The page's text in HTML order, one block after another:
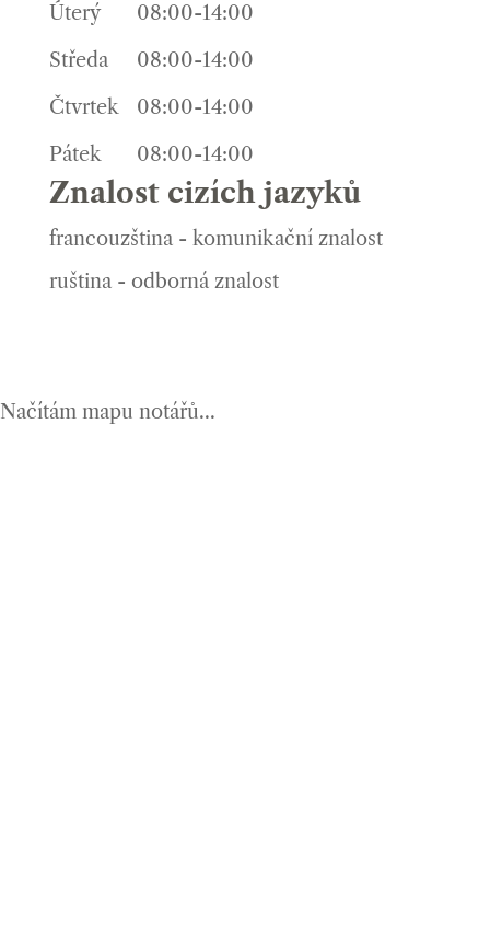
Úterý
08:00-14:00
Středa
08:00-14:00
Čtvrtek
08:00-14:00
Pátek
08:00-14:00
Znalost cizích jazyků
francouzština - komunikační znalost
ruština - odborná znalost
Načítám mapu notářů...